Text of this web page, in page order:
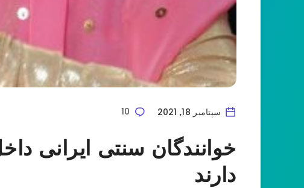
سپتامبر 18, 2021 10
خوانندگان سنتی ایرانی
دارند